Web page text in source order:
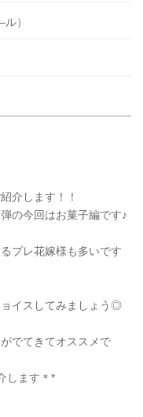
）
介します！！
の今回はお菓子編です♪
プレ花嫁様も多いです
イスしてみましょう◎
でてきてオススメで
します＊*